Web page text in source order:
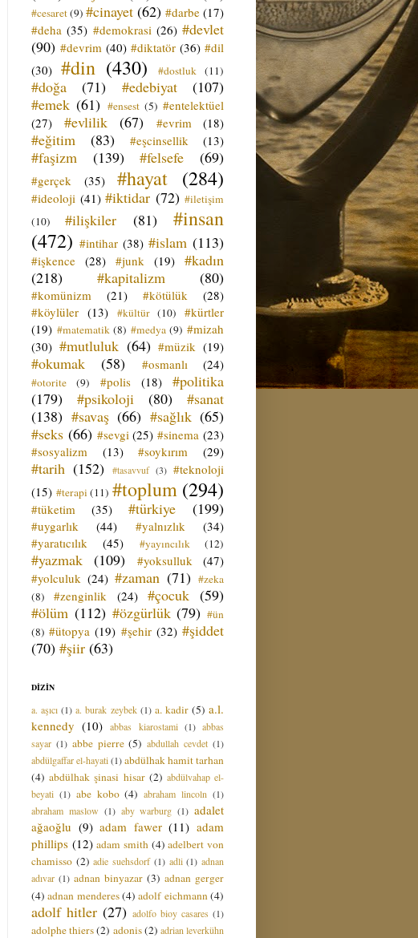
#cesaret(9) #cinayet (62) #darbe (17)
#deha (35) #demokrasi (26) #devlet
(90) #devrim (40) #diktatör (36) #dil
(30) #din (430) #dostluk (11)
#doğa (71) #edebiyat
(107)
#emek (61) #ensest (5) #entelektüel
(27)
#evlilik (67) #evrim (18)
#eğitim (83) #eşcinsellik (13)
#faşizm (139) #felsefe (69)
#gerçek (35) #hayat (284)
#ideoloji (41) #iktidar (72) #iletişim
(10)
#ilişkiler (81)
#insan
(472) #intihar (38) #islam (113)
#işkence (28) #junk (19) #kadın
(218)
#kapitalizm (80)
#komünizm (21) #kötülük
(28)
#köylüler (13) #kültür (10)
#kürtler
(19) #matematik (8) #medya (9) #mizah
(30) #mutluluk (64) #müzik (19)
#okumak (58) #osmanlı (24)
#otorite (9) #polis (18)
#politika
(179)
#psikoloji (80)
#sanat
(138) #savaş (66) #sağlık (65)
#seks (66) #sevgi (25) #sinema (23)
#sosyalizm
(13) #soykırım (29)
#tarih (152) #tasavvuf (3) #teknoloji
(15) #terapi (11) #toplum (294)
#tüketim (35) #türkiye (199)
#uygarlık (44) #yalnızlık
(34)
#yaratıcılık
(45) #yayıncılık (12)
#yazmak (109) #yoksulluk
(47)
#yolculuk (24) #zaman (71) #zeka
(8)
#zenginlik (24) #çocuk (59)
#ölüm (112) #özgürlük (79) #ün
(8) #ütopya (19) #şehir (32) #şiddet
(70) #şiir (63)
DİZİN
a. aşıcı (1) a. burak zeybek (1) a. kadir (5) a.l.
kennedy (10) abbas kiarostami (1) abbas
sayar (1) abbe pierre (5) abdullah cevdet (1)
abdülgaffar el-hayati(1)abdülhak hamit tarhan
(4) abdülhak şinasi hisar (2) abdülvahap el-
beyati (1) abe kobo (4) abraham lincoln (1)
abraham maslow (1) aby warburg (1) adalet
ağaoğlu (9) adam fawer (11) adam
phillips (12) adam smith (4) adelbert von
chamisso (2) adie suehsdorf (1) adli (1) adnan
adıvar (1) adnan binyazar (3) adnan gerger
(4) adnan menderes(4) adolf eichmann (4)
adolf hitler (27) adolfo bioy casares (1)
adolphe thiers(2) adonis(2) adrian leverkühn